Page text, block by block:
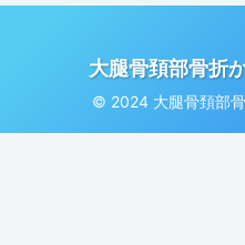
大腿骨頚部骨折
© 2024 大腿骨頚部